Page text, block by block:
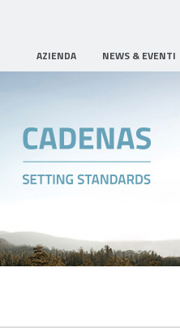
AZIENDA NEWS & EVENTI